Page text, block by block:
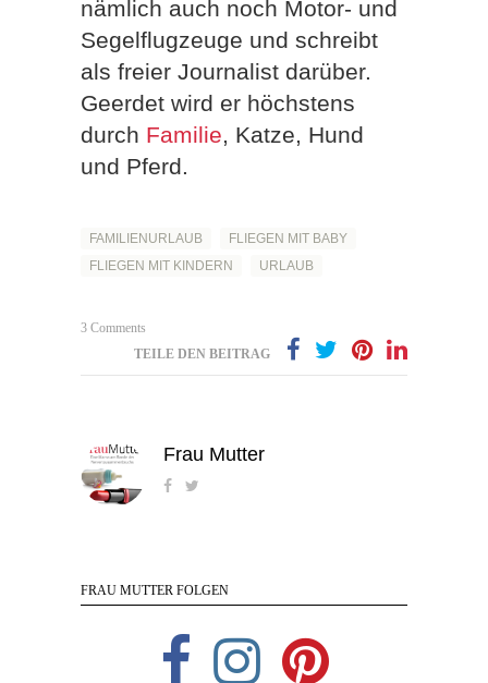
nämlich auch noch Motor- und
Segelflugzeuge und schreibt
als freier Journalist darüber.
Geerdet wird er höchstens
durch Familie, Katze, Hund
und Pferd.
FAMILIENURLAUB
FLIEGEN MIT BABY
FLIEGEN MIT KINDERN
URLAUB
3 Comments
TEILE DEN BEITRAG
Frau Mutter
FRAU MUTTER FOLGEN